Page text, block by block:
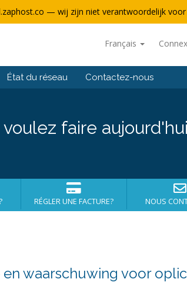
— wij zijn niet verantwoordelijk
Français
État du réseau Contactez-nous
faire
RÉGLER UNE FACTURE? NOUS
waarschuwing voor